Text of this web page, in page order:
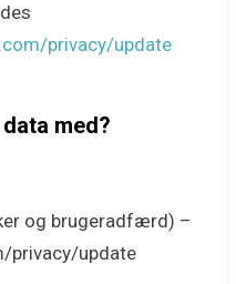
privacy/update
med?
og brugeradfærd) –
privacy/update